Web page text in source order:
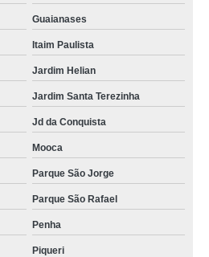
Guaianases
Itaim Paulista
Jardim Helian
Jardim Santa Terezinha
Jd da Conquista
Mooca
Parque São Jorge
Parque São Rafael
Penha
Piqueri